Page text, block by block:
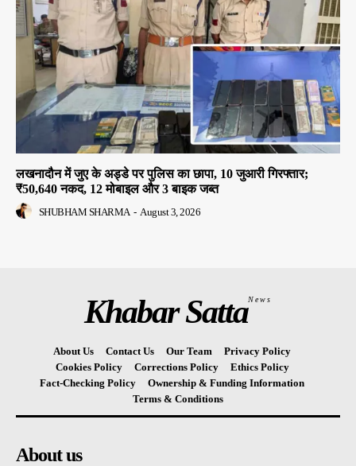
लखनादौन में जुए के अड्डे पर पुलिस का छापा, 10 जुआरी गिरफ्तार;
₹50,640 नकद, 12 मोबाइल और 3 बाइक जब्त
SHUBHAM SHARMA - August 3, 2026
Khabar SattaNews
About Us Contact Us Our Team
Privacy Policy
Cookies Policy
Corrections Policy
Ethics Policy
Fact-Checking Policy
Ownership & Funding Information
Terms & Conditions
About us